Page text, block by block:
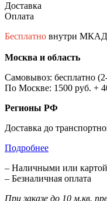
Доставка
Оплата
Бесплатно внутри МКАД
Москва и область
Самовывоз: бесплатно
По Москве: 1500 руб. +
Регионы РФ
Доставка до
Подробнее
– Наличными или
– Безналичная оплата
При заказе до 10 м.кв.